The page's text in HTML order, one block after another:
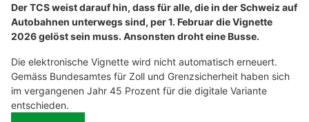
Der TCS weist darauf hin, dass für alle, die in der Schweiz auf
Autobahnen unterwegs sind, per 1. Februar die Vignette
2026 gelöst sein muss. Ansonsten droht eine Busse.
Die elektronische Vignette wird nicht automatisch erneuert.
Gemäss Bundesamtes für Zoll und Grenzsicherheit haben sich
im vergangenen Jahr 45 Prozent für die digitale Variante
entschieden.